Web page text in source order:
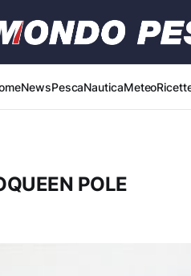
NewsPescaNauticaMeteo
POLE